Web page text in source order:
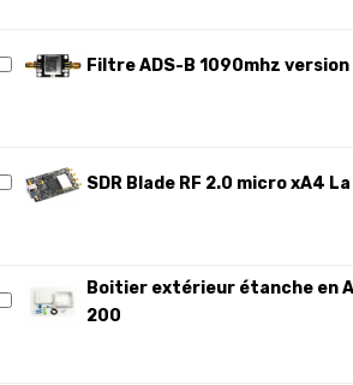
Filtre ADS-B 1090mhz version
SDR Blade RF 2.0 micro xA4
Boitier extérieur étanche en
200